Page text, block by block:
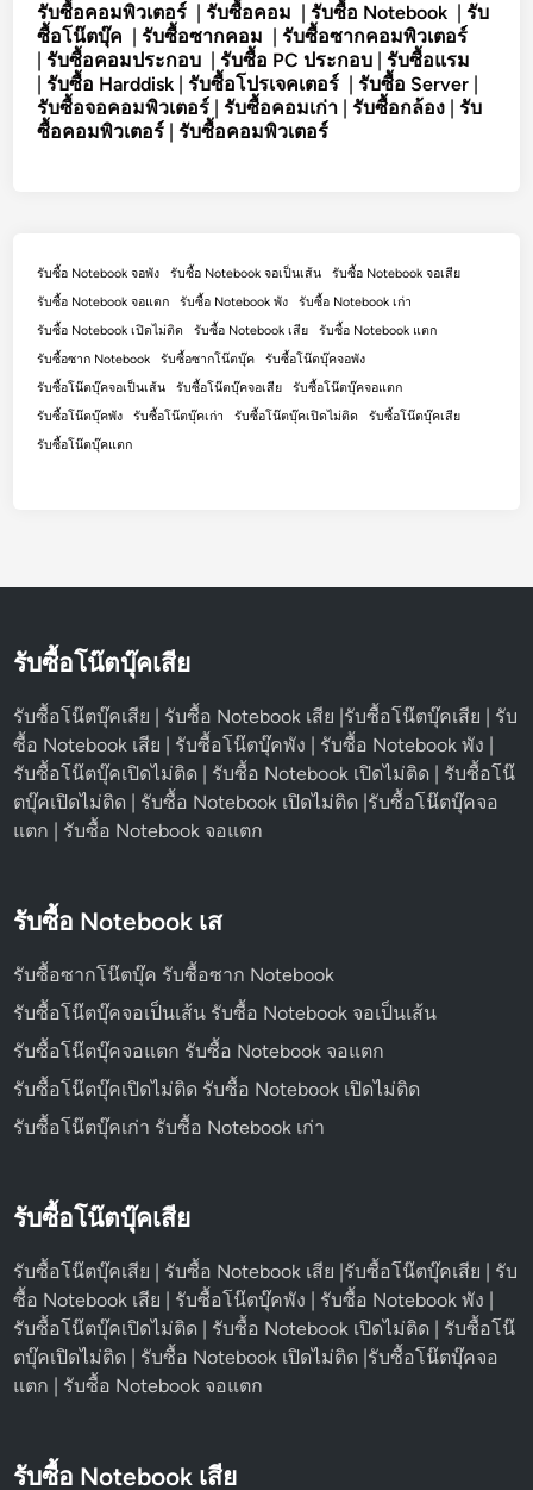
รับซื้อคอมพิวเตอร์ |รับซื้อคอม |รับซื้อ Notebook |รับ
ซื้อโน๊ตบุ๊ค |รับซื้อซากคอม |รับซื้อซากคอมพิวเตอร์
|รับซื้อคอมประกอบ |รับซื้อ PC ประกอบ |รับซื้อแรม
|รับซื้อ Harddisk |รับซื้อโปรเจคเตอร์ |รับซื้อ Server |
รับซื้อจอคอมพิวเตอร์ |รับซื้อคอมเก่า |รับซื้อกล้อง |รับ
ซื้อคอมพิวเตอร์ |รับซื้อคอมพิวเตอร์
รับซื้อ Notebook จอพัง รับซื้อ Notebook จอเป็นเส้น
รับซื้อ Notebook จอเสีย
รับซื้อ Notebook จอแตก
รับซื้อ Notebook พัง
รับซื้อ Notebook เก่า
รับซื้อ Notebook เปิดไม่ติด
รับซื้อ Notebook เสีย
รับซื้อ Notebook แตก
รับซื้อซาก Notebook
รับซื้อซากโน๊ตบุ๊ค
รับซื้อโน๊ตบุ๊คจอพัง
รับซื้อโน๊ตบุ๊คจอเป็นเส้น
รับซื้อโน๊ตบุ๊คจอเสีย
รับซื้อโน๊ตบุ๊คจอแตก
รับซื้อโน๊ตบุ๊คพัง
รับซื้อโน๊ตบุ๊คเก่า รับซื้อโน๊ตบุ๊คเปิดไม่ติด
รับซื้อโน๊ตบุ๊คเสีย
รับซื้อโน๊ตบุ๊คแตก
รับซื้อโน๊ตบุ๊คเสีย
รับซื้อโน๊ตบุ๊คเสีย | รับซื้อ Notebook เสีย |รับซื้อโน๊ตบุ๊คเสีย | รับ
ซื้อ Notebook เสีย | รับซื้อโน๊ตบุ๊คพัง | รับซื้อ Notebook พัง |
รับซื้อโน๊ตบุ๊คเปิดไม่ติด | รับซื้อ Notebook เปิดไม่ติด | รับซื้อโน๊
ตบุ๊คเปิดไม่ติด | รับซื้อ Notebook เปิดไม่ติด |รับซื้อโน๊ตบุ๊คจอ
แตก | รับซื้อ Notebook จอแตก
รับซื้อ Notebook เส
รับซื้อซากโน๊ตบุ๊ค รับซื้อซาก Notebook
รับซื้อโน๊ตบุ๊คจอเป็นเส้น รับซื้อ Notebook จอเป็นเส้น
รับซื้อโน๊ตบุ๊คจอแตก รับซื้อ Notebook จอแตก
รับซื้อโน๊ตบุ๊คเปิดไม่ติด รับซื้อ Notebook เปิดไม่ติด
รับซื้อโน๊ตบุ๊คเก่า รับซื้อ Notebook เก่า
รับซื้อโน๊ตบุ๊คเสีย
รับซื้อโน๊ตบุ๊คเสีย | รับซื้อ Notebook เสีย |รับซื้อโน๊ตบุ๊คเสีย | รับ
ซื้อ Notebook เสีย | รับซื้อโน๊ตบุ๊คพัง | รับซื้อ Notebook พัง |
รับซื้อโน๊ตบุ๊คเปิดไม่ติด | รับซื้อ Notebook เปิดไม่ติด | รับซื้อโน๊
ตบุ๊คเปิดไม่ติด | รับซื้อ Notebook เปิดไม่ติด |รับซื้อโน๊ตบุ๊คจอ
แตก | รับซื้อ Notebook จอแตก
รับซื้อ Notebook เสีย